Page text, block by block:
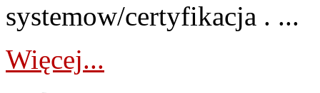
systemow/certyfikacja . ...
Więcej...